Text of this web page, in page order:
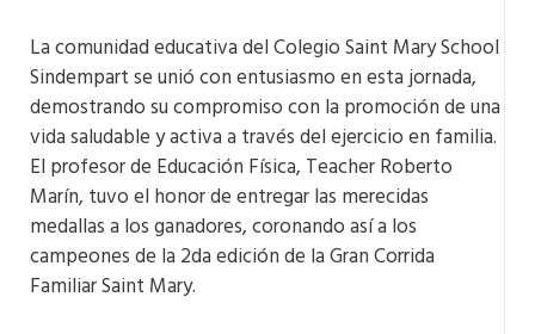
La comunidad educativa del Colegio Saint Mary School
Sindempart se unió con entusiasmo en esta jornada,
demostrando su compromiso con la promoción de una
vida saludable y activa a través del ejercicio en familia.
El profesor de Educación Física, Teacher Roberto
Marín, tuvo el honor de entregar las merecidas
medallas a los ganadores, coronando así a los
campeones de la 2da edición de la Gran Corrida
Familiar Saint Mary.